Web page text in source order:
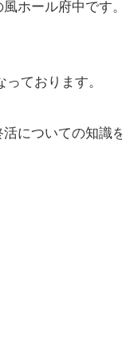
ホール府中です
ております。
についての知識